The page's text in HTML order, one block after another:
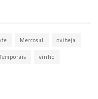
Mercosul ovibeja
Temporais vinho